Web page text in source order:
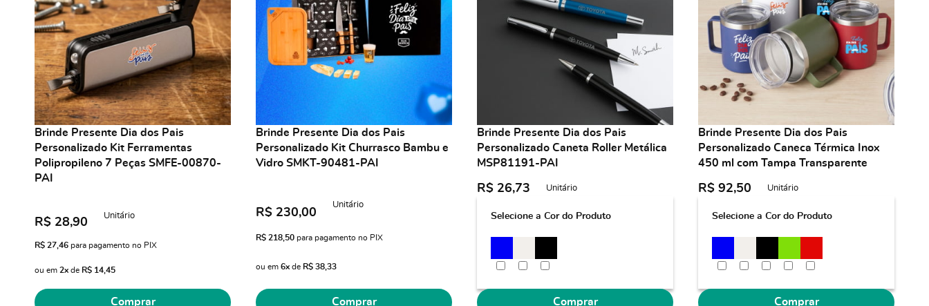
Brinde Presente Dia dos Pais
Personalizado Kit Ferramentas
Polipropileno 7 Peças SMFE-00870-
PAI
R$ 28,90
Unitário
R$ 27,46 para pagamento no PIX
ou em 2x de R$ 14,45
Comprar
Brinde Presente Dia dos Pais
Personalizado Kit Churrasco Bambu e
Vidro SMKT-90481-PAI
R$ 230,00
Unitário
R$ 218,50 para pagamento no PIX
ou em 6x de R$ 38,33
Comprar
Brinde Presente Dia dos Pais
Personalizado Caneta Roller Metálica
MSP81191-PAI
R$ 26,73 Unitário
Selecione a Cor do Produto
Comprar
Brinde Presente Dia dos Pais
Personalizado Caneca Térmica Inox
450 ml com Tampa Transparente
R$ 92,50 Unitário
Selecione a Cor do Produto
Comprar